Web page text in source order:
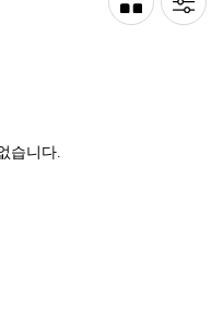
습니다.